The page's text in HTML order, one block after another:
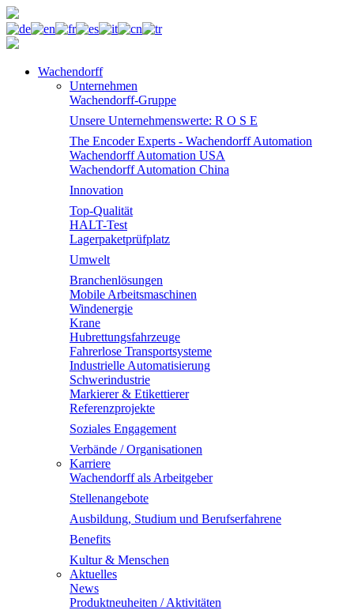
Wachendorff
Unternehmen
Wachendorff-Gruppe
Unsere Unternehmenswerte: R O S E
The Encoder Experts - Wachendorff Automation
Wachendorff Automation USA
Wachendorff Automation China
Innovation
Top-Qualität
HALT-Test
Lagerpaketprüfplatz
Umwelt
Branchenlösungen
Mobile Arbeitsmaschinen
Windenergie
Krane
Hubrettungsfahrzeuge
Fahrerlose Transportsysteme
Industrielle Automatisierung
Schwerindustrie
Markierer & Etikettierer
Referenzprojekte
Soziales Engagement
Verbände / Organisationen
Karriere
Wachendorff als Arbeitgeber
Stellenangebote
Ausbildung, Studium und Berufserfahrene
Benefits
Kultur & Menschen
Aktuelles
News
Produktneuheiten / Aktivitäten